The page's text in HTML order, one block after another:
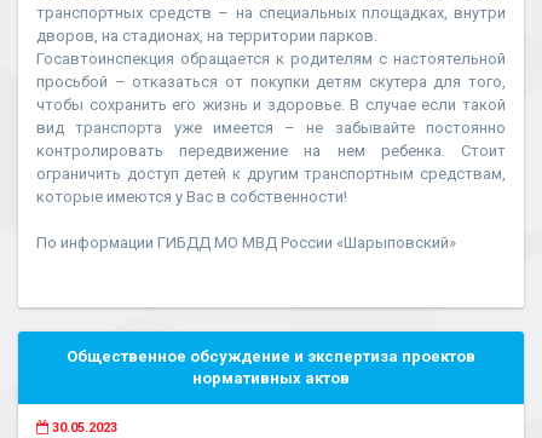
транспортных средств – на специальных площадках, внутри
дворов, на стадионах, на территории парков.
Госавтоинспекция обращается к родителям с настоятельной
просьбой – отказаться от покупки детям скутера для того,
чтобы сохранить его жизнь и здоровье. В случае если такой
вид транспорта уже имеется – не забывайте постоянно
контролировать передвижение на нем ребенка. Стоит
ограничить доступ детей к другим транспортным средствам,
которые имеются у Вас в собственности!
По информации ГИБДД МО МВД России «Шарыповский»
Общественное обсуждение и экспертиза проектов
нормативных актов
30.05.2023